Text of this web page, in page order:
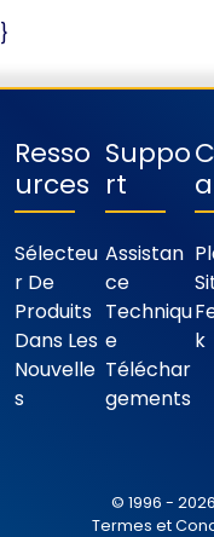
}
Resso
Urces
Sélecteu
R De
Produits
Dans Les
Nouvelle
S
Suppo
Rt
Assistan
Ce
Techniqu
E
Téléchar
Gements
K
© 1996 -
Termes et